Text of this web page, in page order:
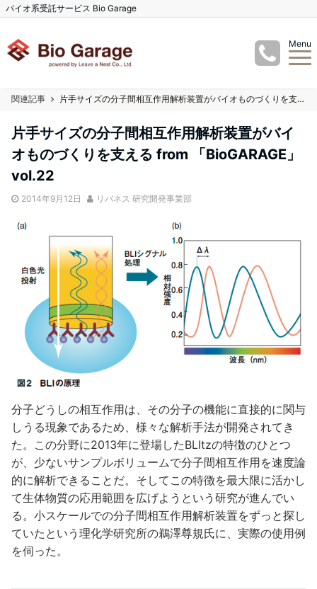
バイオ系受託サービス Bio Garage
Menu
関連記事 片手サイズの分子間相互作用解析装置がバイオものづくりを支える from 「BioGARAGE」vol.22
片手サイズの分子間相互作用解析装置がバイ
オものづくりを支える from 「BioGARAGE」
vol.22
2014年9月12日 リバネス 研究開発事業部
分子どうしの相互作用は、その分子の機能に直接的に関与
しうる現象であるため、様々な解析手法が開発されてき
た。この分野に2013年に登場したBLItzの特徴のひとつ
が、少ないサンプルボリュームで分子間相互作用を速度論
的に解析できることだ。そしてこの特徴を最大限に活かし
て生体物質の応用範囲を広げようという研究が進んでい
る。小スケールでの分子間相互作用解析装置をずっと探し
ていたという理化学研究所の鵜澤尊規氏に、実際の使用例
を伺った。